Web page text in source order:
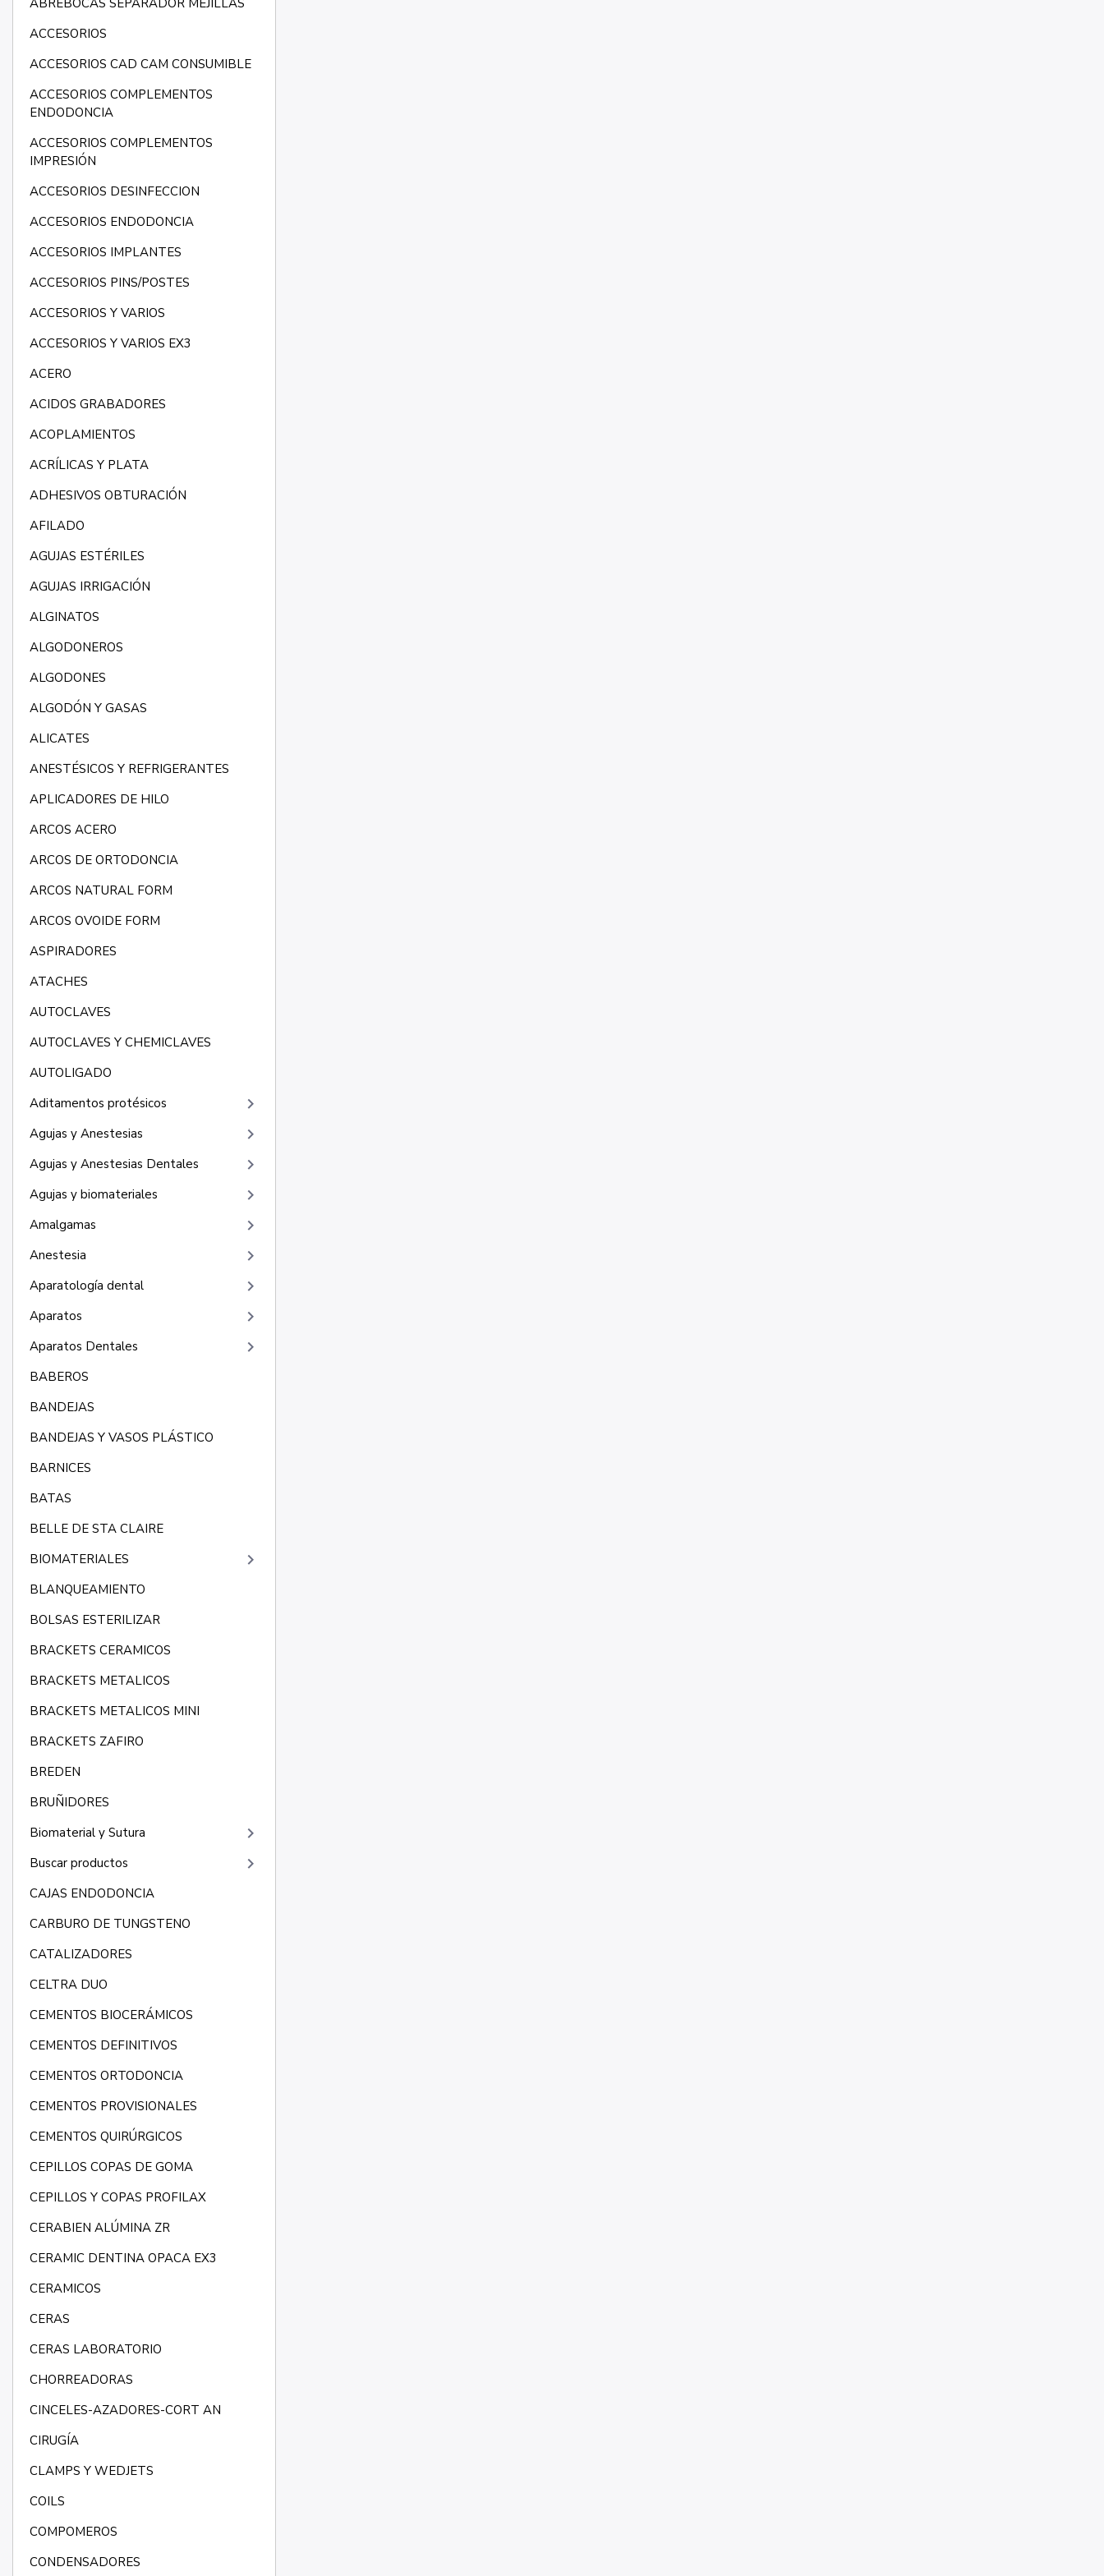
ABREBOCAS SEPARADOR MEJILLAS
ACCESORIOS
ACCESORIOS CAD CAM CONSUMIBLE
ACCESORIOS COMPLEMENTOS
ENDODONCIA
ACCESORIOS COMPLEMENTOS
IMPRESIÓN
ACCESORIOS DESINFECCION
ACCESORIOS ENDODONCIA
ACCESORIOS IMPLANTES
ACCESORIOS PINS/POSTES
ACCESORIOS Y VARIOS
ACCESORIOS Y VARIOS EX3
ACERO
ACIDOS GRABADORES
ACOPLAMIENTOS
ACRÍLICAS Y PLATA
ADHESIVOS OBTURACIÓN
AFILADO
AGUJAS ESTÉRILES
AGUJAS IRRIGACIÓN
ALGINATOS
ALGODONEROS
ALGODONES
ALGODÓN Y GASAS
ALICATES
ANESTÉSICOS Y REFRIGERANTES
APLICADORES DE HILO
ARCOS ACERO
ARCOS DE ORTODONCIA
ARCOS NATURAL FORM
ARCOS OVOIDE FORM
ASPIRADORES
ATACHES
AUTOCLAVES
AUTOCLAVES Y CHEMICLAVES
AUTOLIGADO
Aditamentos protésicos
keyboard_arrow_right
Agujas y Anestesias keyboard_arrow_right
Agujas y Anestesias Dentales keyboard_arrow_right
Agujas y biomateriales keyboard_arrow_right
Amalgamas keyboard_arrow_right
Anestesia keyboard_arrow_right
Aparatología dental keyboard_arrow_right
Aparatos keyboard_arrow_right
Aparatos Dentales keyboard_arrow_right
BABEROS
BANDEJAS
BANDEJAS Y VASOS PLÁSTICO
BARNICES
BATAS
BELLE DE STA CLAIRE
BIOMATERIALES
keyboard_arrow_right
BLANQUEAMIENTO
BOLSAS ESTERILIZAR
BRACKETS CERAMICOS
BRACKETS METALICOS
BRACKETS METALICOS MINI
BRACKETS ZAFIRO
BREDEN
BRUÑIDORES
Biomaterial y Sutura
keyboard_arrow_right
Buscar productos keyboard_arrow_right
CAJAS ENDODONCIA
CARBURO DE TUNGSTENO
CATALIZADORES
CELTRA DUO
CEMENTOS BIOCERÁMICOS
CEMENTOS DEFINITIVOS
CEMENTOS ORTODONCIA
CEMENTOS PROVISIONALES
CEMENTOS QUIRÚRGICOS
CEPILLOS COPAS DE GOMA
CEPILLOS Y COPAS PROFILAX
CERABIEN ALÚMINA ZR
CERAMIC DENTINA OPACA EX3
CERAMICOS
CERAS
CERAS LABORATORIO
CHORREADORAS
CINCELES-AZADORES-CORT AN
CIRUGÍA
CLAMPS Y WEDJETS
COILS
COMPOMEROS
CONDENSADORES